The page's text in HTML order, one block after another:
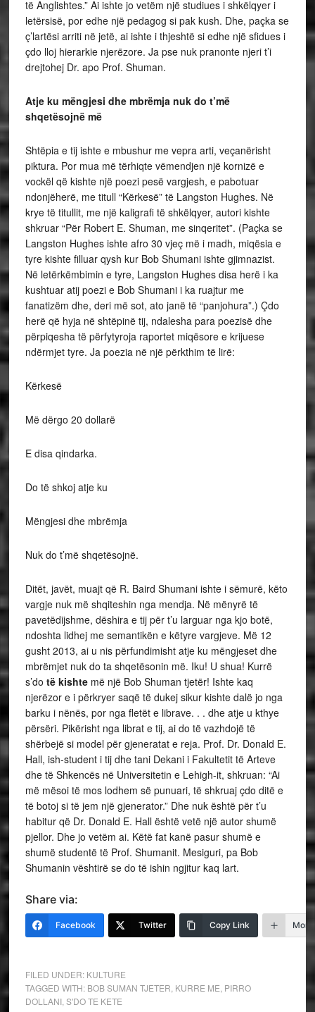
të Anglishtes.” Ai ishte jo vetëm një studiues i shkëlqyer i
letërsisë, por edhe një pedagog si pak kush. Dhe, paçka se
ç’lartësi arriti në jetë, ai ishte i thjeshtë si edhe një sfidues i
çdo lloj hierarkie njerëzore. Ja pse nuk pranonte njeri t’i
drejtohej Dr. apo Prof. Shuman.
Atje ku mëngjesi dhe mbrëmja nuk do t’më
shqetësojnë më
Shtëpia e tij ishte e mbushur me vepra arti, veçanërisht
piktura. Por mua më tërhiqte vëmendjen një kornizë e
vockël që kishte një poezi pesë vargjesh, e pabotuar
ndonjëherë, me titull “Kërkesë” të Langston Hughes. Në
krye të titullit, me një kaligrafi të shkëlqyer, autori kishte
shkruar “Për Robert E. Shuman, me sinqeritet”. (Paçka se
Langston Hughes ishte afro 30 vjeç më i madh, miqësia e
tyre kishte filluar qysh kur Bob Shumani ishte gjimnazist.
Në letërkëmbimin e tyre, Langston Hughes disa herë i ka
kushtuar atij poezi e Bob Shumani i ka ruajtur me
fanatizëm dhe, deri më sot, ato janë të “panjohura”.) Çdo
herë që hyja në shtëpinë tij, ndalesha para poezisë dhe
përpiqesha të përfytyroja raportet miqësore e krijuese
ndërmjet tyre. Ja poezia në një përkthim të lirë:
Kërkesë
Më dërgo 20 dollarë
E disa qindarka.
Do të shkoj atje ku
Mëngjesi dhe mbrëmja
Nuk do t’më shqetësojnë.
Ditët, javët, muajt që R. Baird Shumani ishte i sëmurë, këto
vargje nuk më shqiteshin nga mendja. Në mënyrë të
pavetëdijshme, dëshira e tij për t’u larguar nga kjo botë,
ndoshta lidhej me semantikën e këtyre vargjeve. Më 12
gusht 2013, ai u nis përfundimisht atje ku mëngjeset dhe
mbrëmjet nuk do ta shqetësonin më. Iku! U shua! Kurrë
s’do të kishtemë një Bob Shuman tjetër! Ishte kaq
njerëzor e i përkryer saqë të dukej sikur kishte dalë jo nga
barku i nënës, por nga fletët e librave. . . dhe atje u kthye
përsëri. Pikërisht nga librat e tij, ai do të vazhdojë të
shërbejë si model për gjeneratat e reja. Prof. Dr. Donald E.
Hall, ish-student i tij dhe tani Dekani i Fakultetit të Arteve
dhe të Shkencës në Universitetin e Lehigh-it, shkruan: “Ai
më mësoi të mos lodhem së punuari, të shkruaj çdo ditë e
të botoj si të jem një gjenerator.” Dhe nuk është për t’u
habitur që Dr. Donald E. Hall është vetë një autor shumë
pjellor. Dhe jo vetëm ai. Këtë fat kanë pasur shumë e
shumë studentë të Prof. Shumanit. Mesiguri, pa Bob
Shumanin vështirë se do të ishin ngjitur kaq lart.
Share via:
Facebook Twitter Copy Link More
FILED UNDER: KULTURE
TAGGED WITH: BOB SUMAN TJETER KURRE ME PIRRO
DOLLANI, S'DO TE KETE